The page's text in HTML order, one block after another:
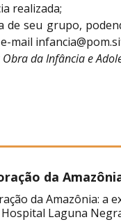
realizada;
de seu grupo,
mail
da Infância e
da
no Barco
da Amazônia: a
Laguna